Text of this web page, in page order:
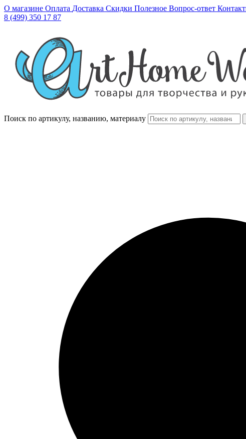
О магазине Оплата Доставка Скидки Полезное Вопрос-ответ
8 (499) 350 17 87
Поиск по артикулу, названию, материалу